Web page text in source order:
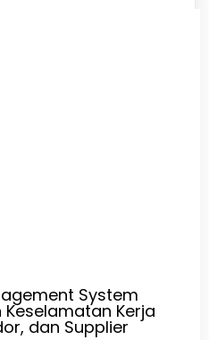
System
Keselamatan Kerja
dan Supplier